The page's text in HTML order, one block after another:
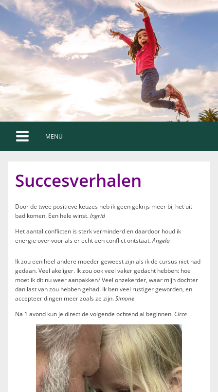
MENU
Succesverhalen
Door de twee positieve keuzes heb ik geen gekrijs meer bij het uit
bad komen. Een hele winst.Ingrid
Het aantal conflicten is sterk verminderd en daardoor houd ik
energie over voor als er echt een conflict ontstaat.Angela
Ik zou een heel andere moeder geweest zijn als ik de cursus niet had
gedaan. Veel akeliger. Ik zou ook veel vaker gedacht hebben: hoe
moet ik dit nu weer aanpakken? Veel onzekerder, waar mijn dochter
dan last van zou hebben gehad. Ik ben veel rustiger geworden, en
accepteer dingen meer zoals ze zijn.Simone
Na 1 avond kun je direct de volgende ochtend al beginnen. Circe